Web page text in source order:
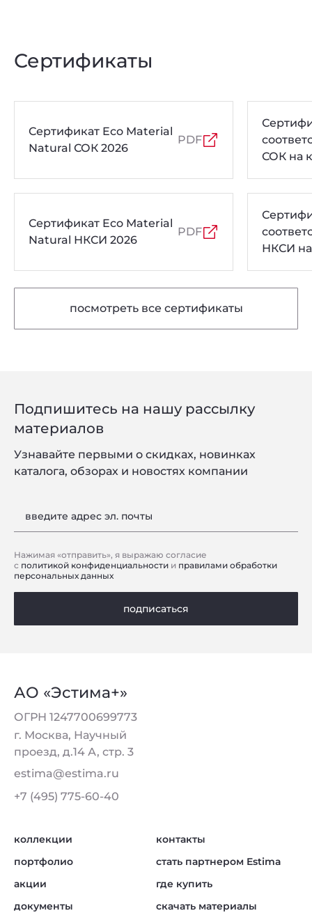
Сертификаты
Сертификат Eco Material
Natural СОК 2026
PDF
Сертификат Eco Material
Natural НКСИ 2026
PDF
СОК на
НКСИ
посмотреть все сертификаты
Подпишитесь на нашу рассылку
материалов
Узнавайте первыми о скидках, новинках
каталога, обзорах и новостях компании
введите адрес эл. почты
Нажимая «отправить», я выражаю согласие
с политикой конфиденциальности и правилами обработки
персональных данных
подписаться
АО «Эстима+»
ОГРН 1247700699773
г. Москва, Научный
проезд, д.14 А, стр. 3
estima@estima.ru
+7 (495) 775-60-40
коллекции
портфолио
акции
документы
контакты
стать партнером Estima
где купить
скачать материалы